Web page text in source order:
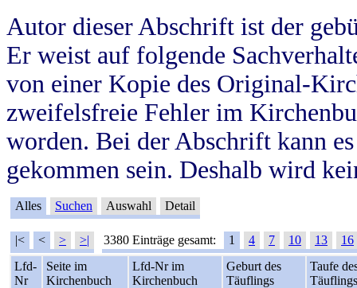
Autor dieser Abschrift ist der
Er weist auf folgende
von einer Kopie des Original-
zweifelsfreie Fehler im
worden. Bei der Abschrift kann
gekommen sein. Deshalb wird
Alles Suchen Auswahl Detail
|< < > >| 3380 Einträge gesamt: 1 4 7 10 13
16
Lfd-
Nr
Seite im
Kirchenbuch
Lfd-Nr im
Kirchenbuch
Geburt des
Täuflings
Taufe
Täuflings